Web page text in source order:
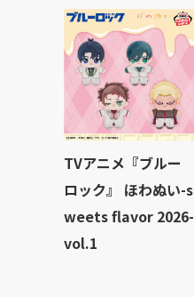
TVアニメ『ブルー
ロック』 ほわぬい-s
weets flavor 2026-
vol.1